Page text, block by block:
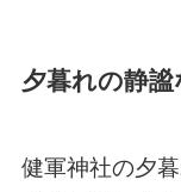
夕暮れの静謐
健軍神社の夕